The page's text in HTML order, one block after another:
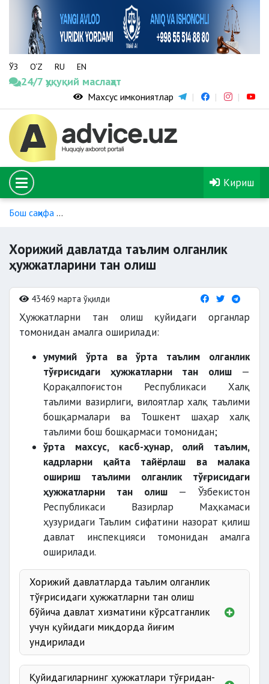
ЎЗ O‘Z RU EN
24/7 ҳуқуқий маслаҳат
Махсус имкониятлар
Кириш
Бош саҳифа
Хорижий давлатда таълим олганлик
ҳужжатларини тан олиш
43469 марта ўқилди
Ҳужжатларни тан олиш қуйидаги органлар
томонидан амалга оширилади:
умумий ўрта ва ўрта таълим олганлик
тўғрисидаги ҳужжатларни тан олиш—
Қорақалпоғистон Республикаси Халқ
таълими вазирлиги, вилоятлар халқ таълими
бошқармалари ва Тошкент шаҳар халқ
таълими бош бошқармаси томонидан;
ўрта махсус, касб-ҳунар, олий таълим,
кадрларни қайта тайёрлаш ва малака
ошириш таълими олганлик тўғрисидаги
ҳужжатларни тан олиш— Ўзбекистон
Республикаси Вазирлар Маҳкамаси
ҳузуридаги Таълим сифатини назорат қилиш
давлат инспекцияси томонидан амалга
оширилади.
Хорижий давлатларда таълим олганлик
тўғрисидаги ҳужжатларни тан олиш
бўйича давлат хизматини кўрсатганлик
учун қуйидаги миқдорда йиғим
ундирилади
ўрта махсус ва касб-ҳунар (профессионал)
таълими бўйича
Қуйидагиларнинг ҳужжатлари тўғридан-